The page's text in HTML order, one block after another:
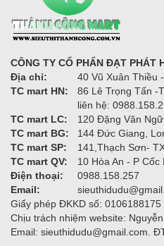
CÔNG TY CỔ PHẨN ĐẠT PHÁT
Địa chỉ:
40 Vũ Xuân Thiều
TC mart HN:
86 Lê Trọng Tấn -
liên hệ:
TC mart LC:
120 Đặng Văn
TC mart BG:
144 Đức Giang,
TC mart SP:
141,Thạch Sơn-
TC mart QV:
10 Hòa An - P
Điện thoại:
0988.158.257
Email:
Giấy phép ĐKKD số:
Chịu trách nhiệm website:
Email: sieuthidudu@gmail.com.